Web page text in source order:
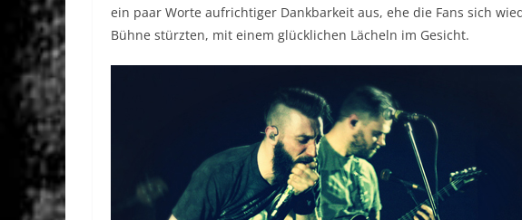
ein paar Worte aufrichtiger Dankbarkeit aus, ehe die Fans sich
Bühne stürzten, mit einem glücklichen Lächeln im Gesicht.